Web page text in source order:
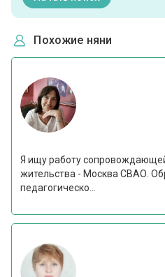
Похожие няни
Я ищу работу
жительства - Москва СВАО.
педагогическо...